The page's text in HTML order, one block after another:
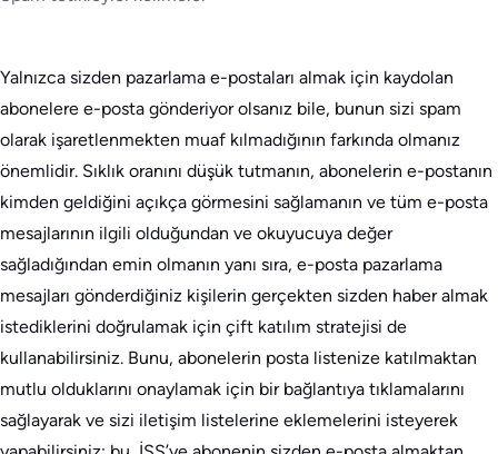
Yalnızca sizden pazarlama e-postaları almak için kaydolan
abonelere e-posta gönderiyor olsanız bile, bunun sizi spam
olarak işaretlenmekten muaf kılmadığının farkında olmanız
önemlidir. Sıklık oranını düşük tutmanın, abonelerin e-postanın
kimden geldiğini açıkça görmesini sağlamanın ve tüm e-posta
mesajlarının ilgili olduğundan ve okuyucuya değer
sağladığından emin olmanın yanı sıra, e-posta pazarlama
mesajları gönderdiğiniz kişilerin gerçekten sizden haber almak
istediklerini doğrulamak için çift katılım stratejisi de
kullanabilirsiniz. Bunu, abonelerin posta listenize katılmaktan
mutlu olduklarını onaylamak için bir bağlantıya tıklamalarını
sağlayarak ve sizi iletişim listelerine eklemelerini isteyerek